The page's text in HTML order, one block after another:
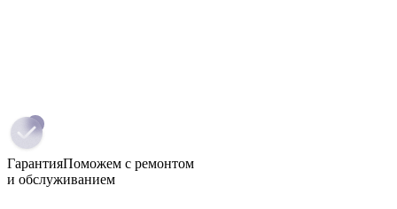
ГарантияПоможем с ремонтом
и обслуживанием